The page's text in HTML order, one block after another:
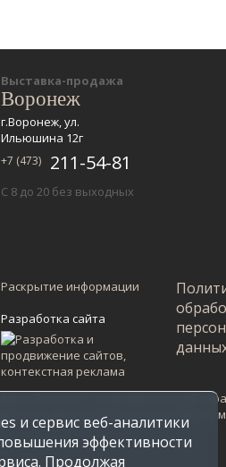
Выставка-продажа
Воронеж
г.Воронеж, ул.
Ильюшина 12г
+7 (473) 211-54-81
С 8 до 20 без выходных
Раскрытие информации
Разработка сайта
и несет ознакомительный
в других регионах уточняйте
и сервис веб-аналитики
эффективности
Продолжая